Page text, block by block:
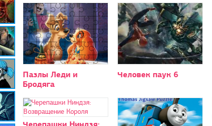
Пазлы Леди и
Бродяга
Человек паук 6